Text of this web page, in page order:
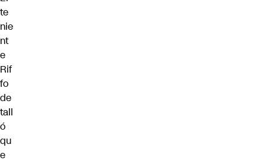
te
nie
nt
e
Rif
fo
de
tall
ó
qu
e